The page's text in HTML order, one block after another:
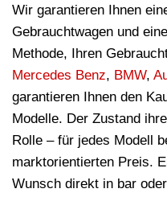
Wir garantieren Ihnen
Gebrauchtwagen und
Methode, Ihren
Mercedes Benz, BMW,
garantieren Ihnen den
Modelle. Der Zustand
Rolle – für jedes Modell
marktorientierten Preis.
Wunsch direkt in bar